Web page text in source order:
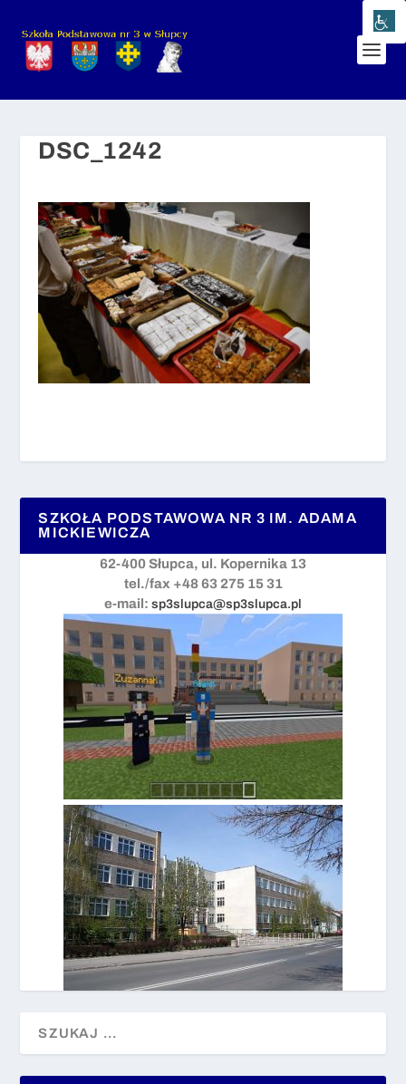
DSC_1242
SZKOŁA PODSTAWOWA NR 3 IM. ADAMA
MICKIEWICZA
62-400 Słupca, ul. Kopernika 13
tel./fax +48 63 275 15 31
e-mail: sp3slupca@sp3slupca.pl